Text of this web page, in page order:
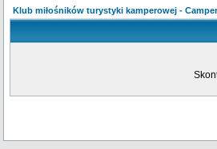
Klub miłośników turystyki kamperowej -